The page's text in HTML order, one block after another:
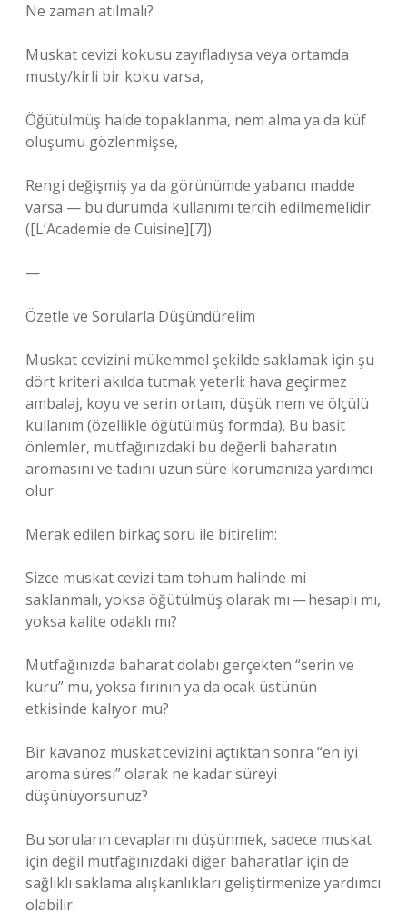
Ne zaman atılmalı?
Muskat cevizi kokusu zayıfladıysa veya ortamda
musty/kirli bir koku varsa,
Öğütülmüş halde topaklanma, nem alma ya da küf
oluşumu gözlenmişse,
Rengi değişmiş ya da görünümde yabancı madde
varsa — bu durumda kullanımı tercih edilmemelidir.
([L’Academie de Cuisine][7])
—
Özetle ve Sorularla Düşündürelim
Muskat cevizini mükemmel şekilde saklamak için şu
dört kriteri akılda tutmak yeterli: hava geçirmez
ambalaj, koyu ve serin ortam, düşük nem ve ölçülü
kullanım (özellikle öğütülmüş formda). Bu basit
önlemler, mutfağınızdaki bu değerli baharatın
aromasını ve tadını uzun süre korumanıza yardımcı
olur.
Merak edilen birkaç soru ile bitirelim:
Sizce muskat cevizi tam tohum halinde mi
saklanmalı, yoksa öğütülmüş olarak mı — hesaplı mı,
yoksa kalite odaklı mı?
Mutfağınızda baharat dolabı gerçekten “serin ve
kuru” mu, yoksa fırının ya da ocak üstünün
etkisinde kalıyor mu?
Bir kavanoz muskat cevizini açtıktan sonra “en iyi
aroma süresi” olarak ne kadar süreyi
düşünüyorsunuz?
Bu soruların cevaplarını düşünmek, sadece muskat
için değil mutfağınızdaki diğer baharatlar için de
sağlıklı saklama alışkanlıkları geliştirmenize yardımcı
olabilir.